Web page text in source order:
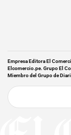
Empresa Editora El
Elcomercio.pe. Grupo El
Miembro del Grupo de